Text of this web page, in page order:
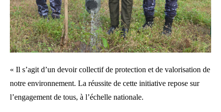
« Il s’agit d’un devoir collectif de protection et de valorisation de
notre environnement. La réussite de cette initiative repose sur
l’engagement de tous, à l’échelle nationale.